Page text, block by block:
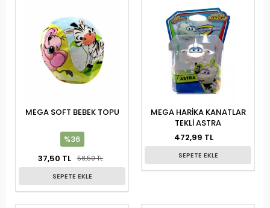
MEGA SOFT BEBEK TOPU
%36
37,50 TL
58,50 TL
SEPETE EKLE
MEGA HARİKA KANATLAR
TEKLİ ASTRA
472,99 TL
SEPETE EKLE